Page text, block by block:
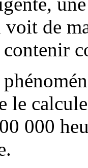
de
le
000